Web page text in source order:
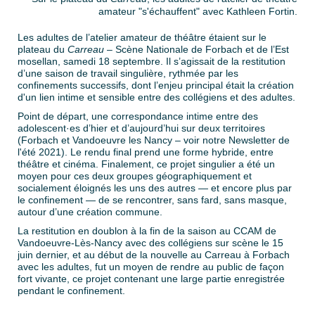
amateur "s'échauffent" avec Kathleen Fortin.
Les adultes de l’atelier amateur de théâtre étaient sur le
plateau du Carreau – Scène Nationale de Forbach et de l’Est
mosellan, samedi 18 septembre. Il s’agissait de la restitution
d’une saison de travail singulière, rythmée par les
confinements successifs, dont l’enjeu principal était la création
d'un lien intime et sensible entre des collégiens et des adultes.
Point de départ, une correspondance intime entre des
adolescent·es d’hier et d’aujourd’hui sur deux territoires
(Forbach et Vandoeuvre les Nancy – voir notre Newsletter de
l'été 2021). Le rendu final prend une forme hybride, entre
théâtre et cinéma. Finalement, ce projet singulier a été un
moyen pour ces deux groupes géographiquement et
socialement éloignés les uns des autres — et encore plus par
le confinement — de se rencontrer, sans fard, sans masque,
autour d’une création commune.
La restitution en doublon à la fin de la saison au CCAM de
Vandoeuvre-Lès-Nancy avec des collégiens sur scène le 15
juin dernier, et au début de la nouvelle au Carreau à Forbach
avec les adultes, fut un moyen de rendre au public de façon
fort vivante, ce projet contenant une large partie enregistrée
pendant le confinement.